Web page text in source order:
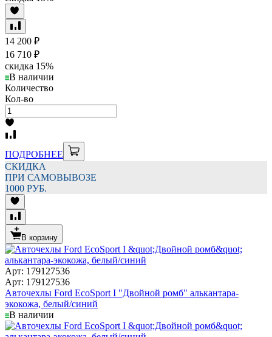
14 200 ₽
16 710 ₽
скидка 15%
В наличии
Количество
Кол-во
ПОДРОБНЕЕ
СКИДКА
ПРИ САМОВЫВОЗЕ
1000 РУБ.
В корзину
Арт: 179127536
Арт: 179127536
Авточехлы Ford EcoSport I "Двойной ромб" алькантара-
экокожа, белый/синий
В наличии